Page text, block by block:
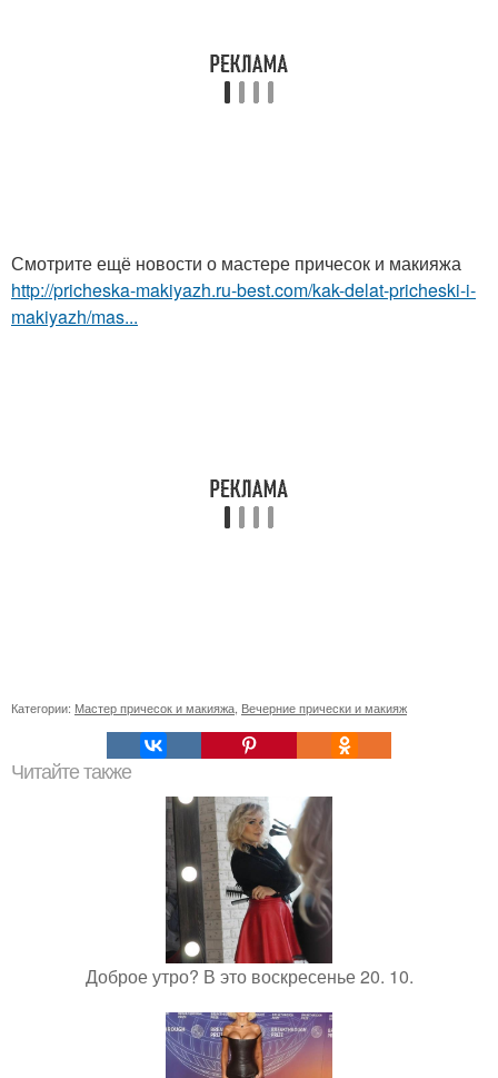
Смотрите ещё новости о мастере причесок и макияжа
http://pricheska-makiyazh.ru-best.com/kak-delat-pricheski-i-
makiyazh/mas...
Категории: Мастер причесок и макияжа, Вечерние прически и макияж
Читайте также
Доброе утро? В это воскресенье 20. 10.